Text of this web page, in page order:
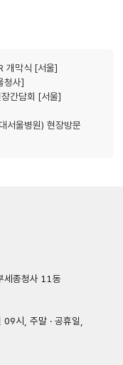
막식 [서울]
청사]
간담회 [서울]
서울병원) 현장방문
세종청사 11동
시, 주말 · 공휴일,